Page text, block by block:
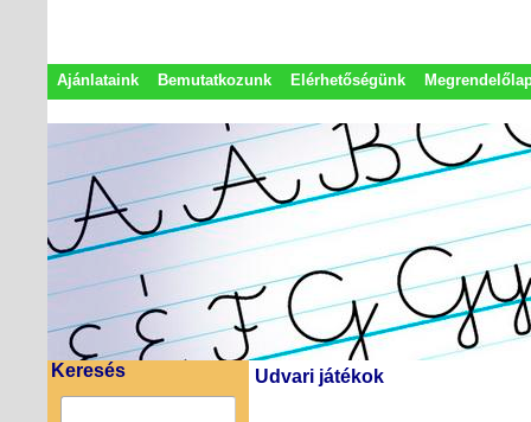
Ajánlataink Bemutatkozunk Elérhetőségünk
Keresés Udvari játékok